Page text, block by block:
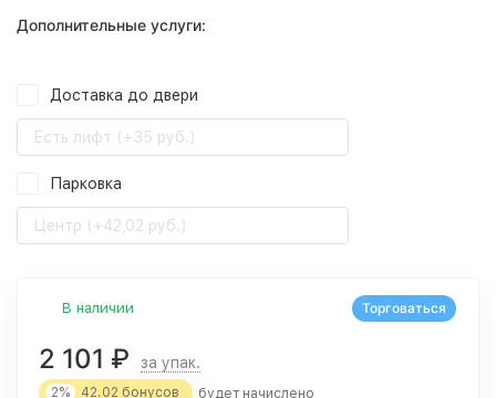
Дополнительные услуги:
Доставка до двери
Есть лифт (+35 руб.)
Парковка
Центр (+42,02 руб.)
В наличии
2 101 ₽ за упак.
2% 42.02 бонусов будет начислено
Торговаться